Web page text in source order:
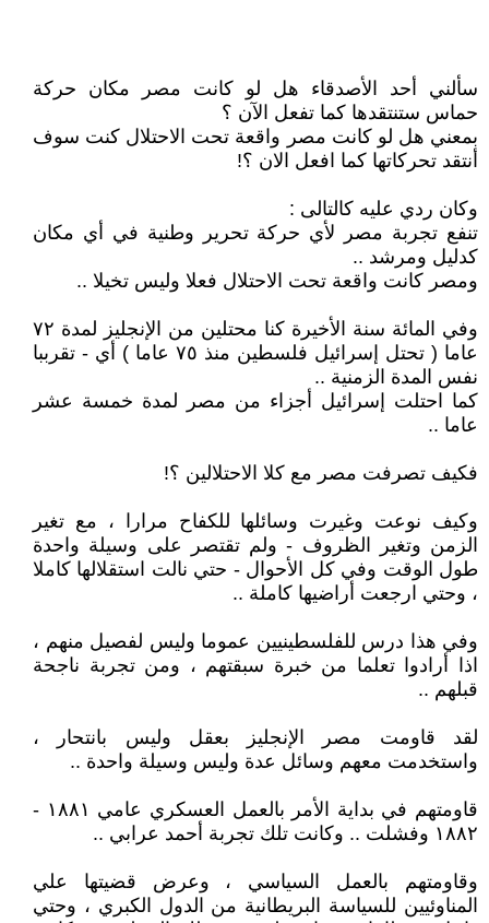
سألني أحد الأصدقاء هل لو كانت مصر مكان حركة
حماس ستنتقدها كما تفعل الآن ؟
بمعني هل لو كانت مصر واقعة تحت الاحتلال كنت سوف
أنتقد تحركاتها كما افعل الان ؟!
وكان ردي عليه كالتالى :
تنفع تجربة مصر لأي حركة تحرير وطنية في أي مكان
كدليل ومرشد ..
ومصر كانت واقعة تحت الاحتلال فعلا وليس تخيلا ..
وفي المائة سنة الأخيرة كنا محتلين من الإنجليز لمدة ٧٢
عاما ( تحتل إسرائيل فلسطين منذ ٧٥ عاما ) أي - تقرببا
نفس المدة الزمنية ..
كما احتلت إسرائيل أجزاء من مصر لمدة خمسة عشر
عاما ..
فكيف تصرفت مصر مع كلا الاحتلالين ؟!
وكيف نوعت وغيرت وسائلها للكفاح مرارا ، مع تغير
الزمن وتغير الظروف - ولم تقتصر على وسيلة واحدة
طول الوقت وفي كل الأحوال - حتي نالت استقلالها كاملا
، وحتي ارجعت أراضيها كاملة ..
وفي هذا درس للفلسطينيين عموما وليس لفصيل منهم ،
اذا أرادوا تعلما من خبرة سبقتهم ، ومن تجربة ناجحة
قبلهم ..
لقد قاومت مصر الإنجليز بعقل وليس بانتحار ،
واستخدمت معهم وسائل عدة وليس وسيلة واحدة ..
قاومتهم في بداية الأمر بالعمل العسكري عامي ١٨٨١ -
١٨٨٢ وفشلت .. وكانت تلك تجربة أحمد عرابي ..
وقاومتهم بالعمل السياسي ، وعرض قضيتها علي
المناوئيين للسياسة البريطانية من الدول الكبري ، وحتي